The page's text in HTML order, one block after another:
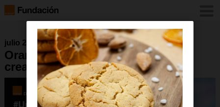
julio 2022
Orange Digital Center
creatividad